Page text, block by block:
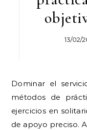
13/02/
Dominar el servicio con efecto topspin requiere
métodos de
ejercicios en
de apoyo preciso.